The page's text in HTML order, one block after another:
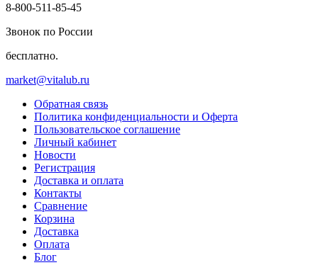
8-800-511-85-45
Звонок по России
бесплатно.
market@vitalub.ru
Обратная связь
Политика конфиденциальности и Оферта
Пользовательское соглашение
Личный кабинет
Новости
Регистрация
Доставка и оплата
Контакты
Сравнение
Корзина
Доставка
Оплата
Блог